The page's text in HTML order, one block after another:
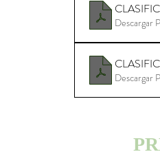
Descargar
Descargar